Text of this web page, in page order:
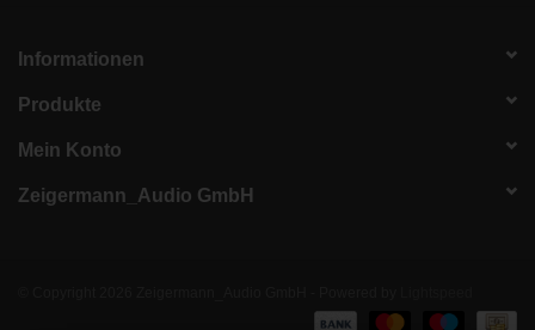
Informationen
Produkte
Mein Konto
Zeigermann_Audio GmbH